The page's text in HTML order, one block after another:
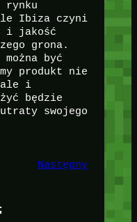
rynku
Ibiza czyni
i jakość
grona.
być
produkt nie
ale i
będzie
swojego
Następny